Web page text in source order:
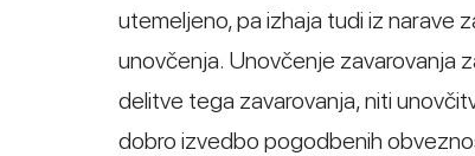
utemeljeno, pa izhaja tudi iz narave
unovčenja. Unovčenje zavarovanja
delitve tega zavarovanja, niti
dobro izvedbo pogodbenih